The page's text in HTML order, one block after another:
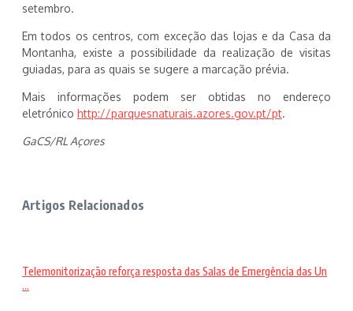
setembro.
Em todos os centros, com exceção das lojas e da Casa da
Montanha, existe a possibilidade da realização de visitas
guiadas, para as quais se sugere a marcação prévia.
Mais informações podem ser obtidas no endereço
eletrónico http://parquesnaturais.azores.gov.pt/pt.
GaCS/RL Açores
Artigos Relacionados
Telemonitorização reforça resposta das Salas de Emergência das Un
...